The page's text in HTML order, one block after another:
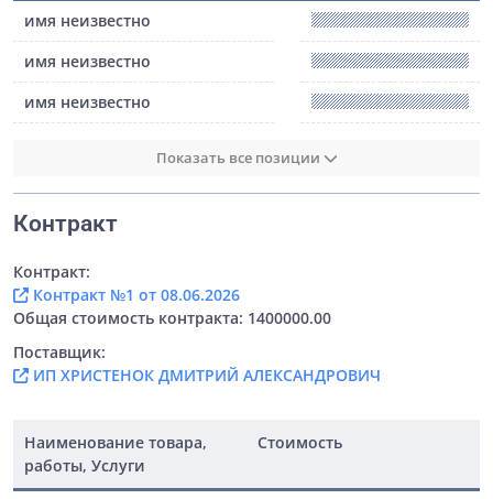
имя неизвестно
имя неизвестно
имя неизвестно
Показать все позиции
Контракт
Контракт:
Контракт №1 от 08.06.2026
Общая стоимость контракта: 1400000.00
Поставщик:
ИП ХРИСТЕНОК ДМИТРИЙ АЛЕКСАНДРОВИЧ
Наименование товара,
работы, Услуги
Стоимость